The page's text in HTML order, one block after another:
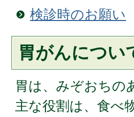
検診時のお願い
胃がんについ
胃は、みぞおちの
主な役割は、食べ